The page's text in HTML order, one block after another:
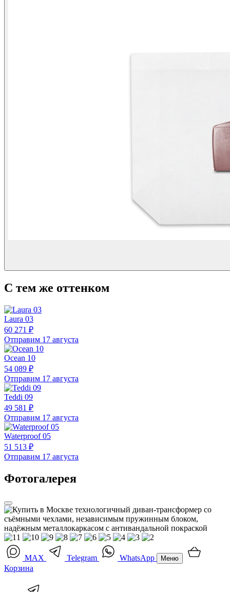
С тем же оттенком
Laura 03
60 271 ₽
Отправим 17 августа
Ocean 10
54 089 ₽
Отправим 17 августа
Teddi 09
49 581 ₽
Отправим 17 августа
Waterproof 05
51 513 ₽
Отправим 17 августа
Фотогалерея
MAX Telegram WhatsApp Меню
Корзина